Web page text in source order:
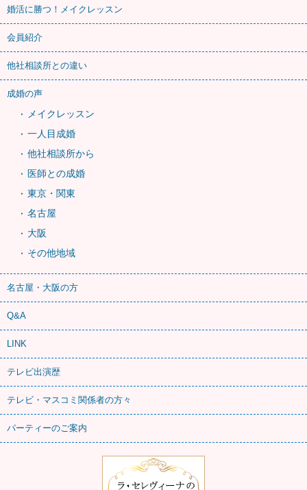
婚活に勝つ！メイクレッスン
会員紹介
他社相談所との違い
成婚の声
メイクレッスン
一人目成婚
他社相談所から
医師との成婚
東京・関東
名古屋
大阪
その他地域
名古屋・大阪の方
Q&A
LINK
テレビ出演歴
テレビ・マスコミ関係者の方々
パーティーのご案内